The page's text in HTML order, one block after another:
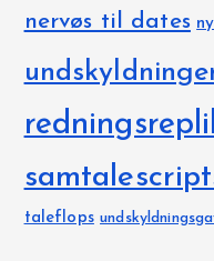
nervøs til dates
taleflops